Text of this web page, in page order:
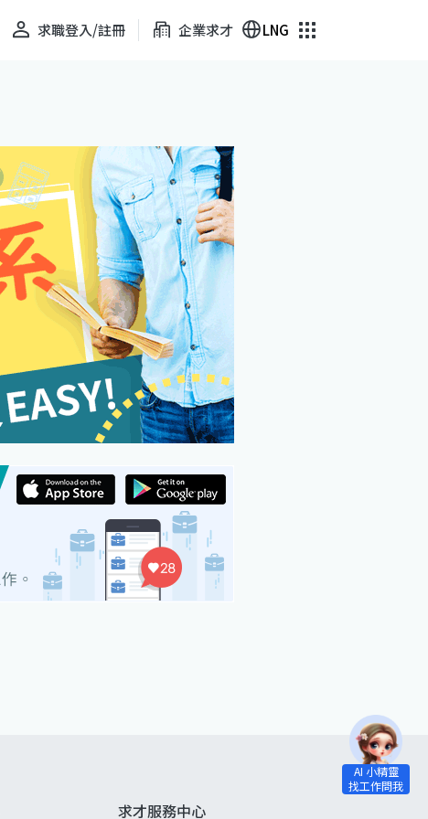
求職登入/註冊 企業求才 LNG
求才服務中心